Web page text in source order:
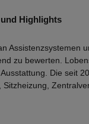
Highlights
Assistenzsystemen
zu bewerten.
Die seit
Sitzheizung,